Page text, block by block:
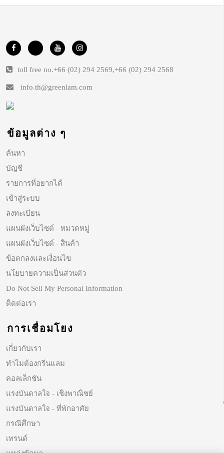
toll free no.+66 (02) 294 2569,+66 (02) 294 2568
info.th@greenlam.com
ข้อมูลต่าง ๆ
ค้นหา
บัญชี
รายการที่อยากได้
เข้าสู่ระบบ
ลงทะเบียน
แผนผังเว็บไซต์ - หมวดหมู่
แผนผังเว็บไซต์ - สินค้า
ข้อตกลงและเงื่อนไข
นโยบายความเป็นส่วนตัว
Do Not Sell My Personal Information
ติดต่อเรา
การเชื่อมโยง
เกี่ยวกับเรา
ทำไมต้องกรีนแลม
คอลเล็กชัน
แรงบันดาลใจ - เชิงพาณิชย์
แรงบันดาลใจ - ที่พักอาศัย
กรณีศึกษา
เทรนด์